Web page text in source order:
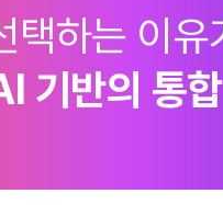
택하는 이유
기반의 통